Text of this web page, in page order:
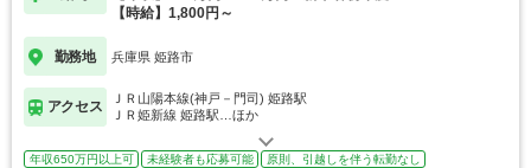
【時給】1,800円～
勤務地 兵庫県 姫路市
アクセス
ＪＲ山陽本線(神戸－門司) 姫路駅
ＪＲ姫新線 姫路駅…ほか
年収650万円以上可 未経験者も応募可能
原則、引越しを伴う転勤なし